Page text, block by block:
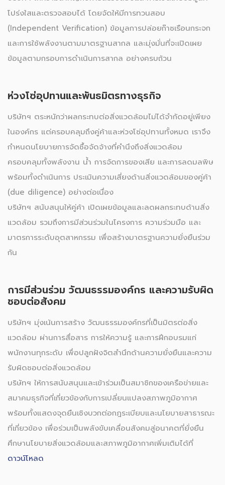
โปร่งใสและตรวจสอบได้ โดยจัดให้มีการทวนสอบ
(Independent Verification) ข้อมูลการปล่อยก๊าซเรือนกระจก
และการใช้พลังงานตามมาตรฐานสากล และมุ่งมั่นที่จะเปิดเผย
ข้อมูลตามกรอบการดำเนินการสากล อย่างครบถ้วน
ห่วงโซ่อุปทานและพันธมิตรทางธุรกิจ
บริษัทฯ ตระหนักว่าผลกระทบต่อสิ่งแวดล้อมไม่ได้จำกัดอยู่เพียง
ในองค์กร แต่ครอบคลุมถึงคู่ค้าและห่วงโซ่อุปทานทั้งหมด เราจึง
กำหนดนโยบายการจัดซื้อจัดจ้างที่คำนึงถึงสิ่งแวดล้อม
ครอบคลุมทั้งพลังงาน น้ำ การจัดการของเสีย และการลดมลพิษ
พร้อมทั้งดำเนินการ ประเมินความเสี่ยงด้านสิ่งแวดล้อมของคู่ค้า
(due diligence) อย่างต่อเนื่อง
บริษัทฯ สนับสนุนให้คู่ค้า เปิดเผยข้อมูลและลดผลกระทบด้านสิ่ง
แวดล้อม รวมถึงการมีส่วนร่วมในโครงการ ความร่วมมือ และ
มาตรการระดับอุตสาหกรรม เพื่อสร้างมาตรฐานความยั่งยืนร่วม
กัน
การมีส่วนร่วม วัฒนธรรมองค์กร และความรับผิด
ชอบต่อสังคม
บริษัทฯ มุ่งเน้นการสร้าง วัฒนธรรมองค์กรที่เป็นมิตรต่อสิ่ง
แวดล้อม ผ่านการสื่อสาร การให้ความรู้ และการฝึกอบรมแก่
พนักงานทุกระดับ เพื่อปลูกฝังจิตสำนึกด้านความยั่งยืนและความ
รับผิดชอบต่อสิ่งแวดล้อม
บริษัทฯ ให้การสนับสนุนและเข้าร่วมเป็นสมาชิกของเครือข่ายและ
สมาคมธุรกิจที่เกี่ยวข้องกับการเปลี่ยนแปลงสภาพภูมิอากาศ
พร้อมทั้งแสดงจุดยืนเชิงบวกต่อกฎระเบียบและนโยบายสาธารณะ
ที่เกี่ยวข้อง เพื่อร่วมเป็นพลังขับเคลื่อนสังคมสู่อนาคตที่ยั่งยืน
ศึกษานโยบายสิ่งแวดล้อมและสภาพภูมิอากาศเพิ่มเติมได้ที่
ดาวน์โหลด